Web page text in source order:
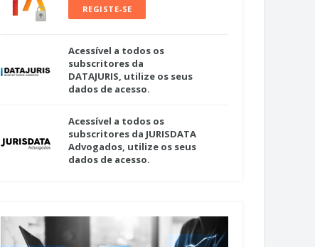
REGISTE-SE
Acessível a todos os
subscritores da
DATAJURIS, utilize os seus
dados de acesso.
Acessível a todos os
subscritores da JURISDATA
Advogados, utilize os seus
dados de acesso.